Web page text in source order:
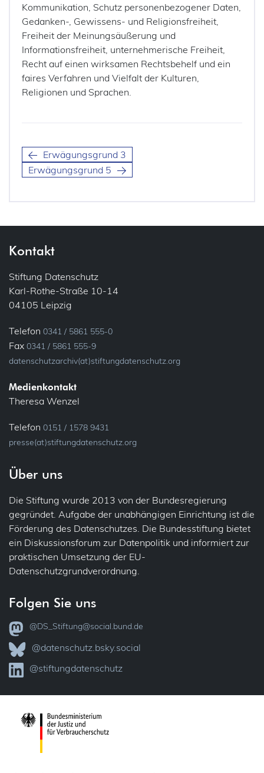
Kommunikation, Schutz personenbezogener Daten,
Gedanken-, Gewissens- und Religionsfreiheit,
Freiheit der Meinungsäußerung und
Informationsfreiheit, unternehmerische Freiheit,
Recht auf einen wirksamen Rechtsbehelf und ein
faires Verfahren und Vielfalt der Kulturen,
Religionen und Sprachen.
Erwägungsgrund 3
Erwägungsgrund 5
Kontakt
Stiftung Datenschutz
Karl-Rothe-Straße 10-14
04105 Leipzig
Telefon 0341 / 5861 555-0
Fax 0341 / 5861 555-9
datenschutzarchiv(at)stiftungdatenschutz.org
Medienkontakt
Theresa Wenzel
Telefon 0151 / 1578 9431
presse(at)stiftungdatenschutz.org
Über uns
Die Stiftung wurde 2013 von der Bundesregierung
gegründet. Aufgabe der unabhängigen Einrichtung ist die
Förderung des Datenschutzes. Die Bundesstiftung bietet
ein Diskussionsforum zur Datenpolitik und informiert zur
praktischen Umsetzung der EU-
Datenschutzgrundverordnung.
Folgen Sie uns
@DS_Stiftung@social.bund.de
@datenschutz.bsky.social
@stiftungdatenschutz